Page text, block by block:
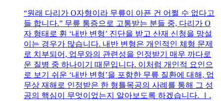
“원래 다리가 O자형이라 무릎이 아픈 건 어쩔 수 없다고
들 합니다.” 무릎 통증으로 고통받는 분들 중, 다리가 O
자 형태로 휜 ‘내반 변형’ 진단을 받고 산재 신청을 망설
이는 경우가 많습니다. 내반 변형은 개인적인 체형 문제
로 치부되어, 업무와의 관련성을 인정받기 매우 까다로
운 질병 중 하나이기 때문입니다. 이처럼 개인적 요인으
로 보기 쉬운 ‘내반 변형’을 포함한 무릎 질환에 대해, 업
무상 재해로 인정받은 한 형틀목공의 사례를 통해 그 성
공의 핵심이 무엇이었는지 알아보도록 하겠습니다. Ⅰ.